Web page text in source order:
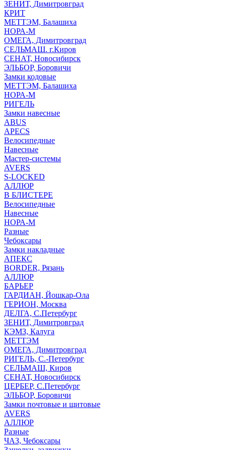
ЗЕНИТ, Димитровград
КРИТ
МЕТТЭМ, Балашиха
НОРА-М
ОМЕГА, Димитровград
СЕЛЬМАШ. г.Киров
СЕНАТ, Новосибирск
ЭЛЬБОР, Боровичи
Замки кодовые
МЕТТЭМ, Балашиха
НОРА-М
РИГЕЛЬ
Замки навесные
ABUS
APECS
Велосипедные
Навесные
Мастер-системы
AVERS
S-LOCKED
АЛЛЮР
В БЛИСТЕРЕ
Велосипедные
Навесные
НОРА-М
Разные
Чебоксары
Замки накладные
АПЕКС
BORDER, Рязань
АЛЛЮР
БАРЬЕР
ГАРДИАН, Йошкар-Ола
ГЕРИОН, Москва
ДЕЛГА, С.Петербург
ЗЕНИТ, Димитровград
КЭМЗ, Калуга
МЕТТЭМ
ОМЕГА, Димитровград
РИГЕЛЬ, С.-Петербург
СЕЛЬМАШ, Киров
СЕНАТ, Новосибирск
ЦЕРБЕР, С.Петербург
ЭЛЬБОР, Боровичи
Замки почтовые и щитовые
AVERS
АЛЛЮР
Разные
ЧАЗ, Чебоксары